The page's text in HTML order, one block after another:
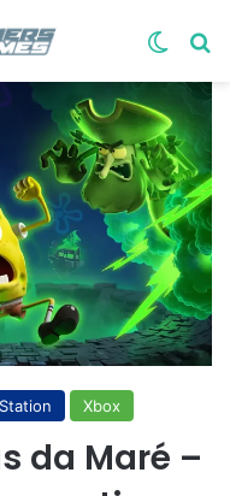
Xbox
da Maré –